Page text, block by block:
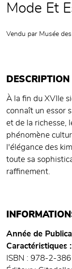
Mode Et
Vendu par Musée
DESCRIPTION
À la fin du XVIIe
connaît un essor
et de la richesse,
phénomène
l'élégance des
toute sa
raffinement.
Année de
Caractéristiques
ISBN : 978-2-